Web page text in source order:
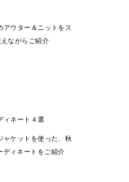
アウター＆ニットをス
ながらご紹介
ィネート４選
ャケットを使った、秋
ディネートをご紹介